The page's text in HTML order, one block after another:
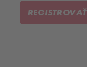
REGISTROVAŤ